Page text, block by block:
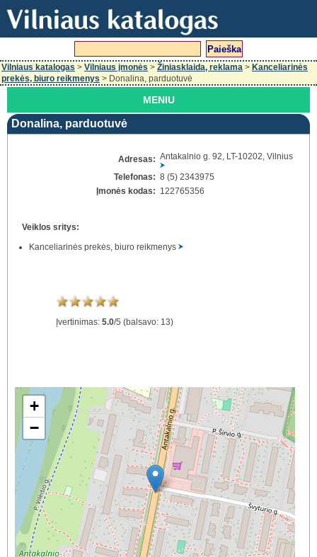
Vilniaus katalogas > Vilniaus įmonės > Žiniasklaida, reklama > Kanceliarinės
prekės, biuro reikmenys > Donalina, parduotuvė
MENIU
Donalina, parduotuvė
Adresas: Antakalnio g. 92, LT-10202, Vilnius
Telefonas: 8 (5) 2343975
Įmonės kodas: 122765356
Veiklos sritys:
Kanceliarinės prekės, biuro reikmenys
Įvertinimas: 5.0/5 (balsavo: 13)
+
−